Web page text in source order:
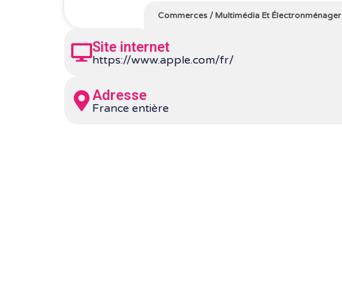
Commerces/Multimédia Et Électronménager
Site internet
https://www.apple.com/fr/
Adresse
France entière